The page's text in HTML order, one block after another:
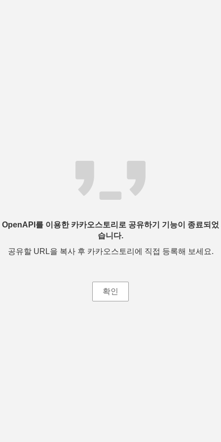
OpenAPI를 이용한 카카오스토리로 공유하기 기능이 종료되었
습니다.
공유할 URL을 복사 후 카카오스토리에 직접 등록해 보세요.
확인